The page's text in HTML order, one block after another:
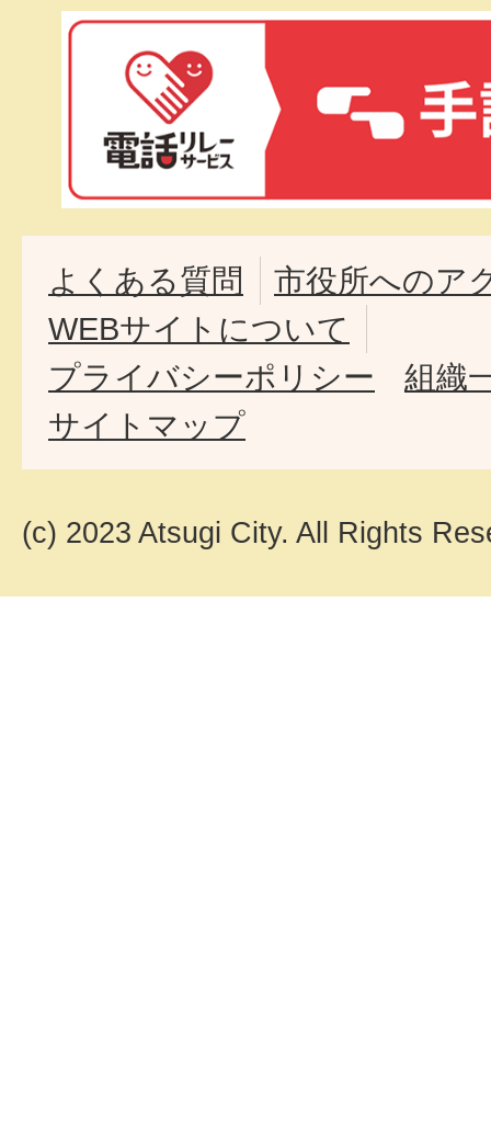
よくある質問
市役所へのア
WEBサイトについて
プライバシーポリシー
組織
サイトマップ
(c) 2023 Atsugi City. All Rights